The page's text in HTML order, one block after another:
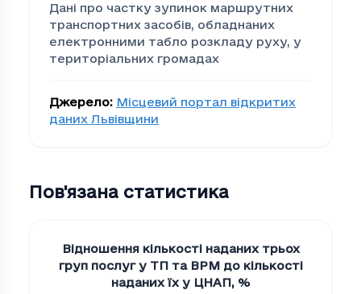
Дані про частку зупинок маршрутних
транспортних засобів, обладнаних
електронними табло розкладу руху, у
територіальних громадах
Джерело: Місцевий портал відкритих
даних Львівщини
Пов'язана статистика
Відношення кількості наданих трьох
груп послуг у ТП та ВРМ до кількості
наданих їх у ЦНАП, %